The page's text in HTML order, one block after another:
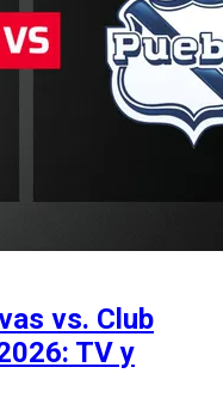
vs. Club
TV y